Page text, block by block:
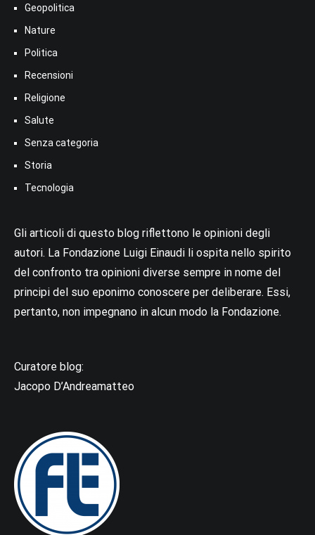
Geopolitica
Nature
Politica
Recensioni
Religione
Salute
Senza categoria
Storia
Tecnologia
Gli articoli di questo blog riflettono le opinioni degli
autori. La Fondazione Luigi Einaudi li ospita nello spirito
del confronto tra opinioni diverse sempre in nome del
principi del suo eponimo conoscere per deliberare. Essi,
pertanto, non impegnano in alcun modo la Fondazione.
Curatore blog:
Jacopo D’Andreamatteo